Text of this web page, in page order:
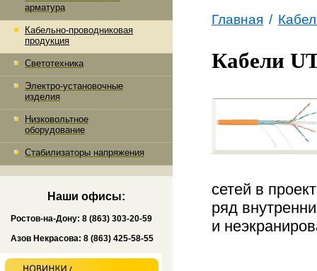
арматура
Кабельно-проводниковая
продукция
Светотехника
Электро-установочные
изделия
Низковольтное
оборудование
Стабилизаторы напряжения
Наши офисы:
Ростов-на-Дону: 8 (863) 303-20-59
Азов Некрасова: 8 (863) 425-58-55
Главная /
Кабели
сетей в
ряд
и